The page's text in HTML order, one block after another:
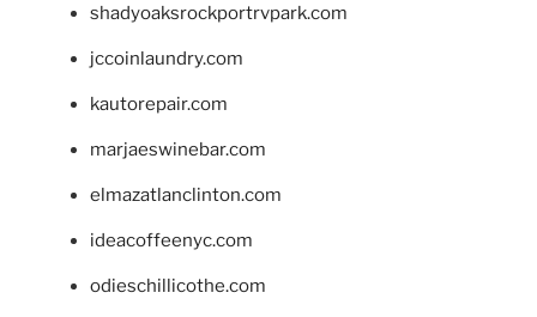
shadyoaksrockportrvpark.com
jccoinlaundry.com
kautorepair.com
marjaeswinebar.com
elmazatlanclinton.com
ideacoffeenyc.com
odieschillicothe.com